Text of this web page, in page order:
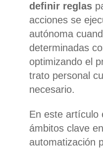
definir reglas
acciones se
autónoma
determinadas
optimizando el
trato personal
necesario.
En este artículo
ámbitos clave
automatización